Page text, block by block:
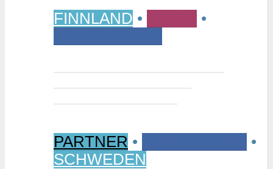
FINNLAND •
•
PARTNER •
•
SCHWEDEN